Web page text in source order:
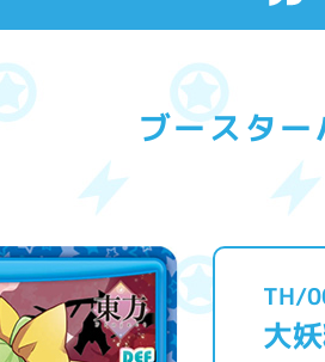
ブースタ
TH/
大